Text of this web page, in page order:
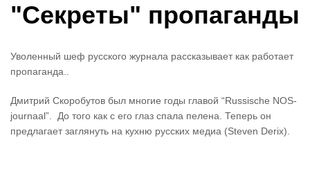
"Секреты" пропаганды
Уволенный шеф русского журнала рассказывает как работает
пропаганда..
Дмитрий Скоробутов был многие годы главой “Russische NOS-
journaal”. До того как с его глаз спала пелена. Теперь он
предлагает заглянуть на кухню русских медиа (Steven Derix).